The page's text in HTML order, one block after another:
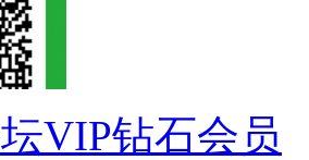
VIP钻石会员